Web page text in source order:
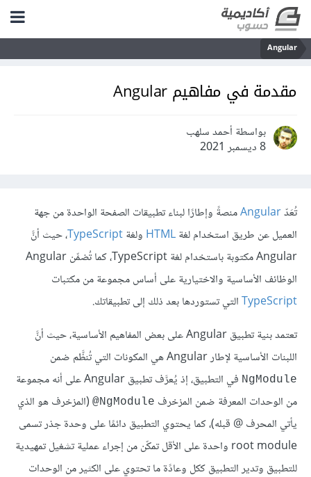
Angular
مقدمة في مفاهيم Angular
بواسطة أحمد سلهب
8 ديسمبر 2021
تُعَدّAngularمنصةً وإطارًا لبناء تطبيقات الصفحة الواحدة من جهة
العميل عن طريق استخدام لغةHTML ولغةTypeScript، حيث أنَّ
Angular مكتوبة باستخدام لغة TypeScript، كما تُضمِّن Angular
الوظائف الأساسية والاختيارية على أساس مجموعة من مكتبات
TypeScriptالتي تستوردها بعد ذلك إلى تطبيقاتك.
تعتمد بنية تطبيق Angular على بعض المفاهيم الأساسية، حيث أنَّ
اللبنات الأساسية لإطار Angular هي المكونات التي تُنظَّم ضمن
NgModule
في التطبيق، إذ يُعرَّف تطبيق Angular على أنه مجموعة
من الوحدات المعرفة ضمن المزخرف ‎@NgModule (المزخرف هو الذي
يأتي المحرف @ قبله)، كما يحتوي التطبيق دائمًا على وحدة جذر تسمى
root module واحدة على الأقل تمكّن من إجراء عملية تشغيل تمهيدية
للتطبيق وتدير التطبيق ككل وعادًة ما تحتوي على الكثير من الوحدات